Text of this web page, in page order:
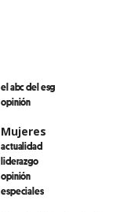
el abc del esg
opinión
Mujeres
actualidad
liderazgo
opinión
especiales